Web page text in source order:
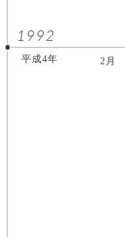
1992
平成4年 2月